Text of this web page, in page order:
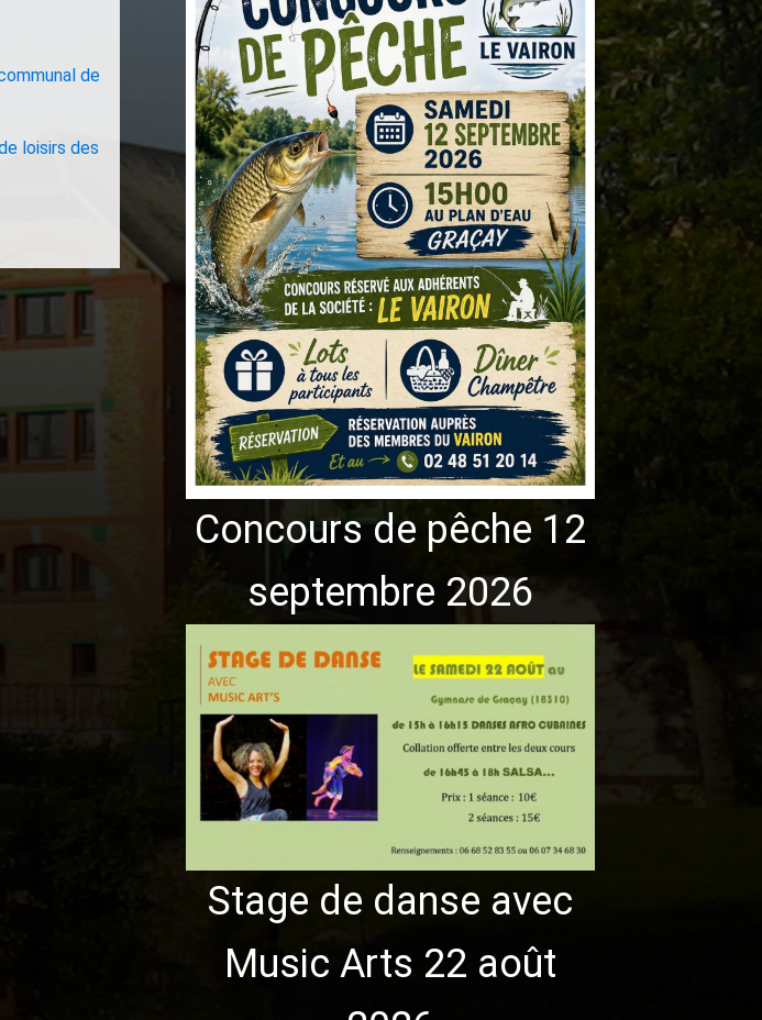
de
loisirs des
Concours de pêche 12
septembre 2026
Stage de danse avec
Music Arts 22 août